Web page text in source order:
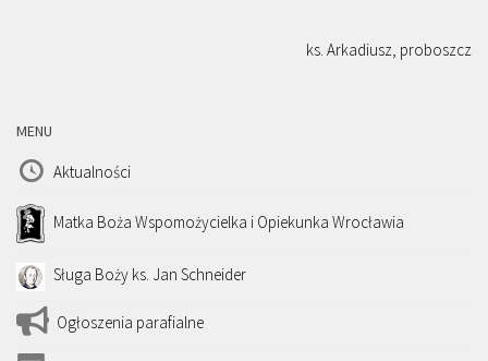
ks. Arkadiusz, proboszcz
MENU
Aktualności
Matka Boża Wspomożycielka i Opiekunka Wrocławia
Sługa Boży ks. Jan Schneider
Ogłoszenia parafialne